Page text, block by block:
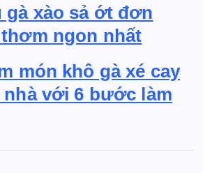
gà xào sả ớt đơn
ngon nhất
món khô gà xé cay
với 6 bước làm